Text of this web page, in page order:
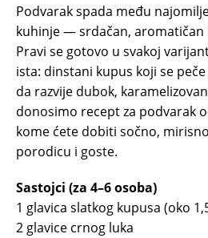
Podvarak spada među
kuhinje — srdačan, aromatičan
Pravi se gotovo u svakoj
ista: dinstani kupus koji se
da razvije dubok,
donosimo recept za podvarak
kome ćete dobiti sočno,
porodicu i goste.
Sastojci (za 4–6 osoba)
1 glavica slatkog kupusa (oko
2 glavice crnog luka